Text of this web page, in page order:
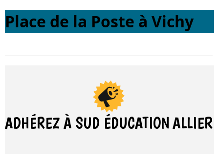
Place de la Poste à Vichy
ADHÉREZ À SUD ÉDUCATION ALLIER